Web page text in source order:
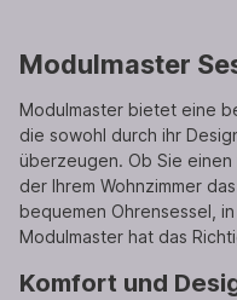
Modulmaster
Modulmaster bietet eine
die sowohl durch ihr
überzeugen. Ob Sie einen
der Ihrem Wohnzimmer
bequemen Ohrensessel,
Modulmaster hat das
Komfort und